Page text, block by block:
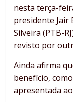
nesta terça-
presidente Jair
Silveira (PTB-
revisto por
Ainda afirma
benefício,
apresentada